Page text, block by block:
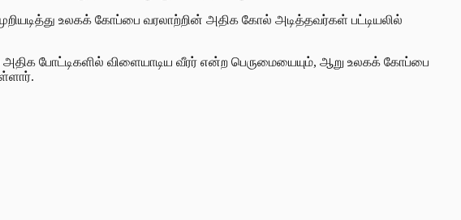
உலகக் கோப்பை வரலாற்றின் அதிக கோல் அடித்தவர்கள் பட்டியலில்
போட்டிகளில் விளையாடிய வீரர் என்ற பெருமையையும், ஆறு உலகக் கோப்பை